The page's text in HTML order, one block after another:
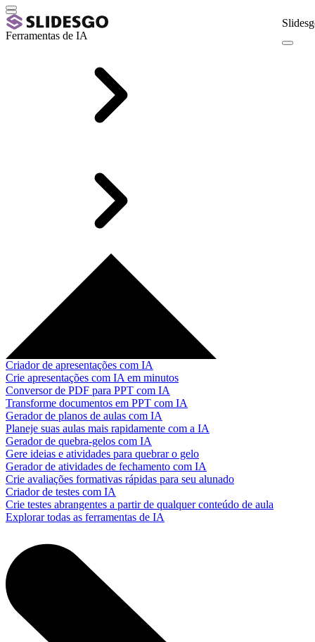
Ferramentas de IA
Criador de apresentações com IA
Crie apresentações com IA em minutos
Conversor de PDF para PPT com IA
Transforme documentos em PPT com IA
Gerador de planos de aulas com IA
Planeje suas aulas mais rapidamente com a IA
Gerador de quebra-gelos com IA
Gere ideias e atividades para quebrar o gelo
Gerador de atividades de fechamento com IA
Crie avaliações formativas rápidas para seu alunado
Criador de testes com IA
Crie testes abrangentes a partir de qualquer conteúdo de aula
Explorar todas as ferramentas de IA